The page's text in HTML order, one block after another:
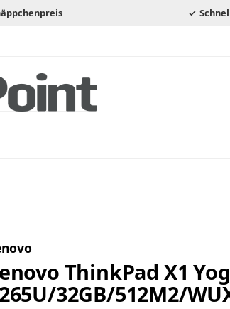
ThinkPad X1
32GB/512M2/